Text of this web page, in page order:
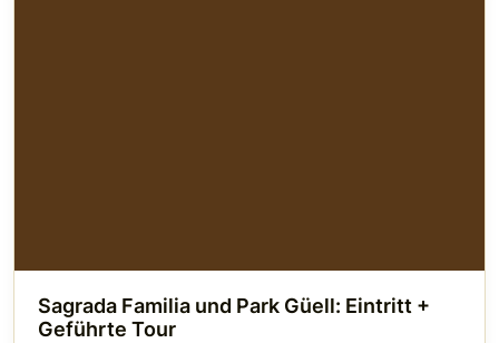
Sagrada Familia und Park Güell: Eintritt +
Geführte Tour